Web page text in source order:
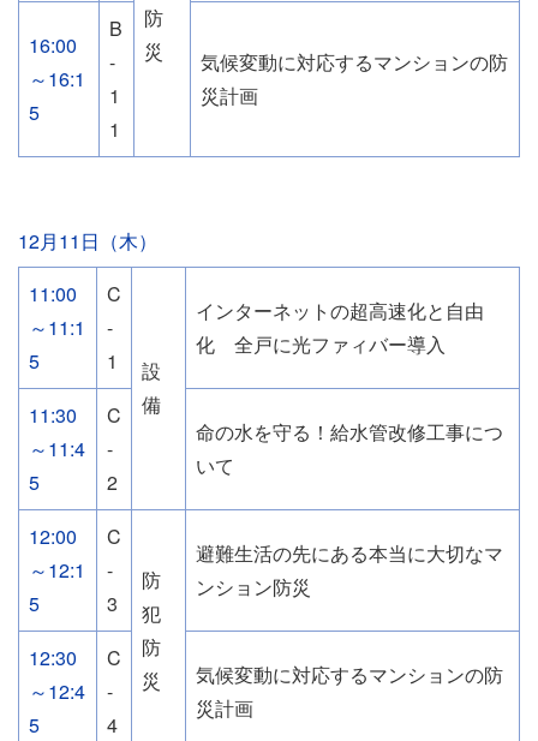
防
災
16:00
～16:1
5
B
-
1
1
気候変動に対応するマンションの防
災計画
12月11日（木）
11:00
～11:1
5
C
-
1
設
備
インターネットの超高速化と自由
化 全戸に光ファィバー導入
11:30
～11:4
5
C
-
2
命の水を守る！給水管改修工事につ
いて
12:00
～12:1
5
C
-
3
防
犯
防
災
避難生活の先にある本当に大切なマ
ンション防災
12:30
～12:4
5
C
-
4
気候変動に対応するマンションの防
災計画